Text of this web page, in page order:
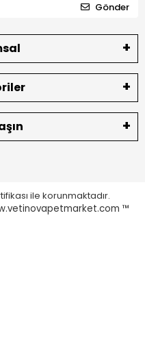
Gönder
ile korunmaktadır.
™